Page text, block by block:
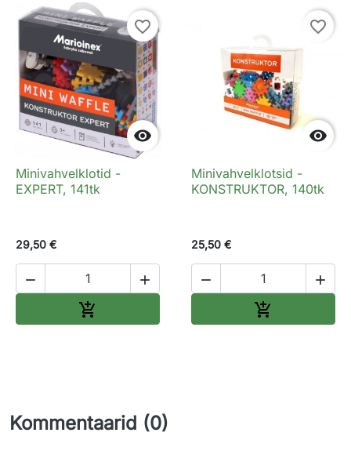

favorite_border
Minivahvelklotid -
EXPERT, 141tk
29,50 €
 


favorite_border
Minivahvelklotsid -
KONSTRUKTOR, 140tk
25,50 €
 

Kommentaarid (0)